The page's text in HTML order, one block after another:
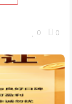
0 0